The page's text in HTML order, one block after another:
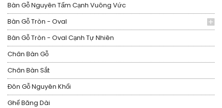
Bàn Gỗ Nguyên Tấm Cạnh Vuông Vức
Bàn Gỗ Tròn - Oval
Bàn Gỗ Tròn - Oval Cạnh Tự Nhiên
Chân Bàn Gỗ
Chân Bàn Sắt
Đôn Gỗ Nguyên Khối
Ghế Băng Dài